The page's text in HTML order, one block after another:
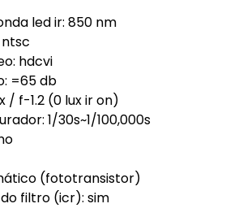
led ir: 850 nm
hdcvi
=65 db
/ f-1.2 (0 lux ir on)
1/30s~1/100,000s
(fototransistor)
filtro (icr): sim